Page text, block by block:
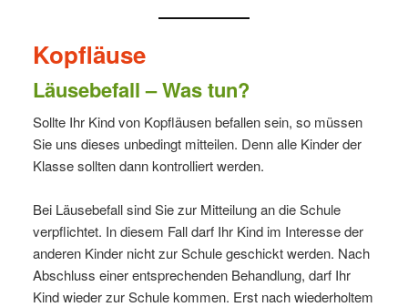
Kopfläuse
Läusebefall – Was tun?
Sollte Ihr Kind von Kopfläusen befallen sein, so müssen
Sie uns dieses unbedingt mitteilen. Denn alle Kinder der
Klasse sollten dann kontrolliert werden.
Bei Läusebefall sind Sie zur Mitteilung an die Schule
verpflichtet. In diesem Fall darf Ihr Kind im Interesse der
anderen Kinder nicht zur Schule geschickt werden. Nach
Abschluss einer entsprechenden Behandlung, darf Ihr
Kind wieder zur Schule kommen. Erst nach wiederholtem